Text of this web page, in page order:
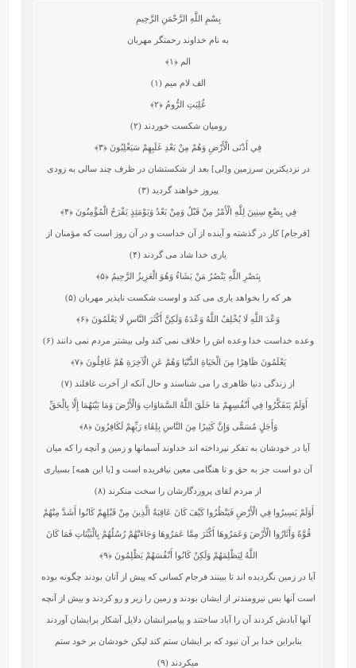
بِسْمِ اللَّهِ الرَّحْمَنِ الرَّحِيمِ
به نام خداوند رحمتگر مهربان
الم ﴿۱﴾
الف لام ميم (۱)
غُلِبَتِ الرُّومُ ﴿۲﴾
روميان شكست‏ خوردند (۲)
فِي أَدْنَى الْأَرْضِ وَهُمْ مِنْ بَعْدِ غَلَبِهِمْ سَيَغْلِبُونَ ﴿۳﴾
در نزديكترين سرزمين و[لى] بعد از شكستشان در ظرف چند سالى به زودى
پيروز خواهند گرديد (۳)
فِي بِضْعِ سِنِينَ لِلَّهِ الْأَمْرُ مِنْ قَبْلُ وَمِنْ بَعْدُ وَيَوْمَئِذٍ يَفْرَحُ الْمُؤْمِنُونَ﴿۴﴾
[فرجام] كار در گذشته و آينده از آن خداست و در آن روز است كه مؤمنان از
يارى خدا شاد مى‏ گردند (۴)
بِنَصْرِ اللَّهِ يَنْصُرُ مَنْ يَشَاءُ وَهُوَ الْعَزِيزُ الرَّحِيمُ﴿۵﴾
هر كه را بخواهد يارى مى ‏كند و اوست‏ شكست‏ ناپذير مهربان (۵)
وَعْدَ اللَّهِ لَا يُخْلِفُ اللَّهُ وَعْدَهُ وَلَكِنَّ أَكْثَرَ النَّاسِ لَا يَعْلَمُونَ ﴿۶﴾
وعده خداست‏ خدا وعده‏ اش را خلاف نمى ‏كند ولى بيشتر مردم نمى‏ دانند (۶)
يَعْلَمُونَ ظَاهِرًا مِنَ الْحَيَاةِ الدُّنْيَا وَهُمْ عَنِ الْآخِرَةِ هُمْ غَافِلُونَ﴿۷﴾
از زندگى دنيا ظاهرى را مى ‏شناسند و حال آنكه از آخرت غافلند (۷)
أَوَلَمْ يَتَفَكَّرُوا فِي أَنْفُسِهِمْ مَا خَلَقَ اللَّهُ السَّمَاوَاتِ وَالْأَرْضَ وَمَا بَيْنَهُمَا إِلَّا بِالْحَقِّ
وَأَجَلٍ مُسَمًّى وَإِنَّ كَثِيرًا مِنَ النَّاسِ بِلِقَاءِ رَبِّهِمْ لَكَافِرُونَ﴿۸﴾
آيا در خودشان به تفكر نپرداخته‏ اند خداوند آسمانها و زمين و آنچه را كه ميان
آن دو است جز به حق و تا هنگامى معين نيافريده است و [با اين همه] بسيارى
از مردم لقاى پروردگارشان را سخت منكرند (۸)
أَوَلَمْ يَسِيرُوا فِي الْأَرْضِ فَيَنْظُرُوا كَيْفَ كَانَ عَاقِبَةُ الَّذِينَ مِنْ قَبْلِهِمْ كَانُوا أَشَدَّ مِنْهُمْ
قُوَّةً وَأَثَارُوا الْأَرْضَ وَعَمَرُوهَا أَكْثَرَ مِمَّا عَمَرُوهَا وَجَاءَتْهُمْ رُسُلُهُمْ بِالْبَيِّنَاتِ فَمَا كَانَ
اللَّهُ لِيَظْلِمَهُمْ وَلَكِنْ كَانُوا أَنْفُسَهُمْ يَظْلِمُونَ﴿۹﴾
آيا در زمين نگرديده‏ اند تا ببينند فرجام كسانى كه پيش از آنان بودند چگونه بوده
است آنها بس نيرومندتر از ايشان بودند و زمين را زير و رو كردند و بيش از آنچه
آنها آبادش كردند آن را آباد ساختند و پيامبرانشان دلايل آشكار برايشان آوردند
بنابراين خدا بر آن نبود كه بر ايشان ستم كند ليكن خودشان بر خود ستم
میکردند (۹)